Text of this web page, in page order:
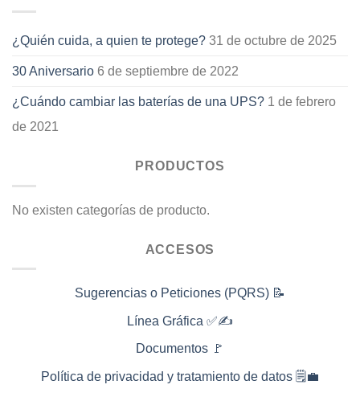
¿Quién cuida, a quien te protege? 31 de octubre de 2025
30 Aniversario 6 de septiembre de 2022
¿Cuándo cambiar las baterías de una UPS? 1 de febrero
de 2021
PRODUCTOS
No existen categorías de producto.
ACCESOS
Sugerencias o Peticiones (PQRS) 📝
Línea Gráfica ✅✍️
Documentos 🚩
Política de privacidad y tratamiento de datos 🗒️💼